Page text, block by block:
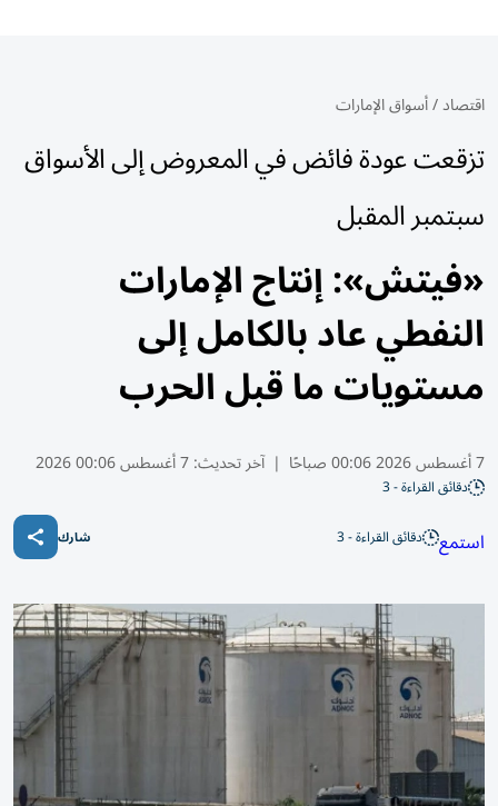
اقتصاد/أسواق الإمارات
تزقعت عودة فائض في المعروض إلى الأسواق
سبتمبر المقبل
«فيتش»: إنتاج الإمارات
النفطي عاد بالكامل إلى
مستويات ما قبل الحرب
7 أغسطس 2026 00:06 صباحًا | آخر تحديث:7 أغسطس 00:06 2026
دقائق القراءة - 3
استمع دقائق القراءة - 3 شارك